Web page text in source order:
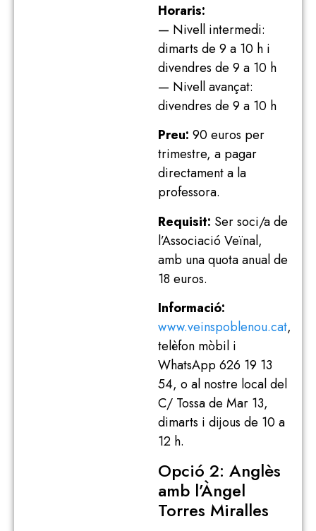
Horaris:
— Nivell intermedi:
dimarts de 9 a 10 h i
divendres de 9 a 10 h
— Nivell avançat:
divendres de 9 a 10 h
Preu: 90 euros per
trimestre, a pagar
directament a la
professora.
Requisit: Ser soci/a de
l’Associació Veïnal,
amb una quota anual de
18 euros.
Informació:
www.veinspoblenou.cat,
telèfon mòbil i
WhatsApp 626 19 13
54, o al nostre local del
C/ Tossa de Mar 13,
dimarts i dijous de 10 a
12 h.
Opció 2: Anglès
amb l’Àngel
Torres Miralles